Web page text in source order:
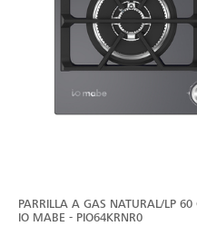
PARRILLA A GAS NATURAL/LP
IO MABE - PIO64KRNR0